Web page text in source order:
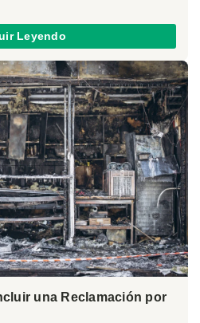
Leyendo
una Reclamación por